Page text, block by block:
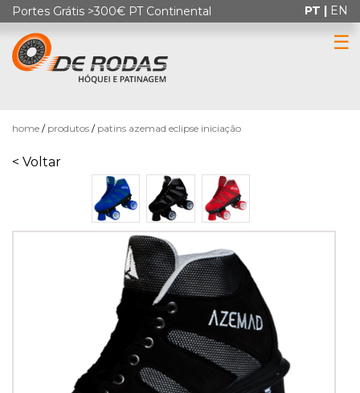
Portes Grátis >300€ PT Continental
PATINAGEM
☰
PT | EN
home produtos patins azemad eclipse iniciação
< Voltar